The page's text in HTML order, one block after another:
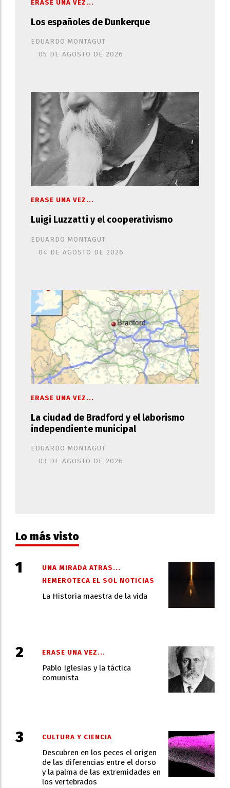
Los españoles de Dunkerque
EDUARDO MONTAGUT
ERASE UNA VEZ...
05 DE AGOSTO DE 2026
Luigi Luzzatti y el cooperativismo
EDUARDO MONTAGUT
ERASE UNA VEZ...
04 DE AGOSTO DE 2026
La ciudad de Bradford y el laborismo
independiente municipal
EDUARDO MONTAGUT
ERASE UNA VEZ...
03 DE AGOSTO DE 2026
Lo más visto
La Historia maestra de la vida
UNA MIRADA ATRAS...
HEMEROTECA EL SOL NOTICIAS
Pablo Iglesias y la táctica
comunista
ERASE UNA VEZ...
Descubren en los peces el origen
de las diferencias entre el dorso
y la palma de las extremidades en
los vertebrados
CULTURA Y CIENCIA